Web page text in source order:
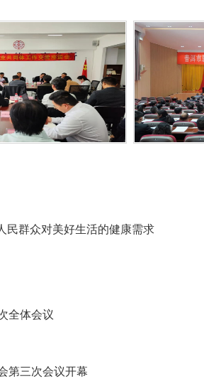
民群众对美好生活的健康需求
全体会议
第三次会议开幕